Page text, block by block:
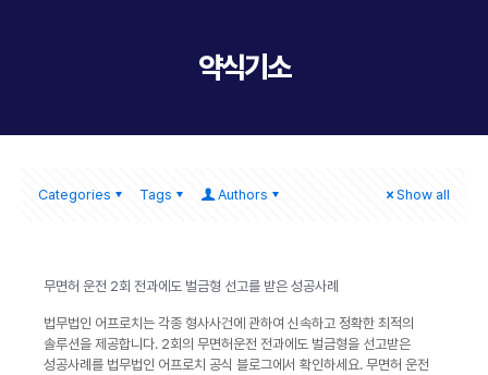
약식기소
Categories Tags Authors Show all
무면허 운전 2회 전과에도 벌금형 선고를 받은 성공사례
법무법인 어프로치는 각종 형사사건에 관하여 신속하고 정확한 최적의
솔루션을 제공합니다. 2회의 무면허운전 전과에도 벌금형을 선고받은
성공사례를 법무법인 어프로치 공식 블로그에서 확인하세요. 무면허 운전